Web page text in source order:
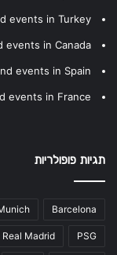
events in Turkey
events in Canada
events in Spain
events in France
תגיות פופולריות
Barcelona
PSG
Real Madrid